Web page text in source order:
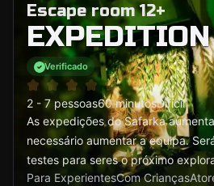
Escape room 12+
EXPEDITION
Verificado
2 - 7 pessoas60 minutosDifícil
As expedições do Safarka
necessário aumentar a equipa.
testes para seres o próximo
Para ExperientesCom Crianças